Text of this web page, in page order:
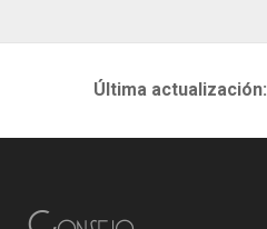
Última actualización: